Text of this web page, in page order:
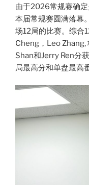
由于2026常规赛确定
本届常规赛圆满落幕
场12局的比赛。综合
Cheng，Leo Zhang,
Shan和Jerry Ren分
局最高分和单盘最高